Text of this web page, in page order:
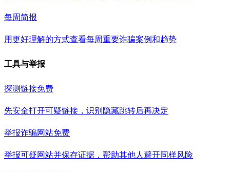
每周简报
用更好理解的方式查看每周重要诈骗案例和趋势
工具与举报
探测链接免费
先安全打开可疑链接，识别隐藏跳转后再决定
举报诈骗网站免费
举报可疑网站并保存证据，帮助其他人避开同样风险